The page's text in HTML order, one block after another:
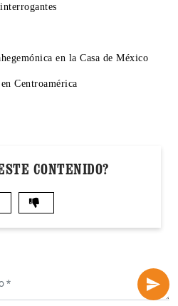
en la Casa de México
Centroamérica
CONTENIDO?